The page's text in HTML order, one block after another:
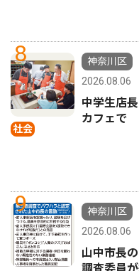
8
社会
神奈川区
2026.08.06
中学生店
カフェで
9
神奈川区
2026.08.06
山中市長